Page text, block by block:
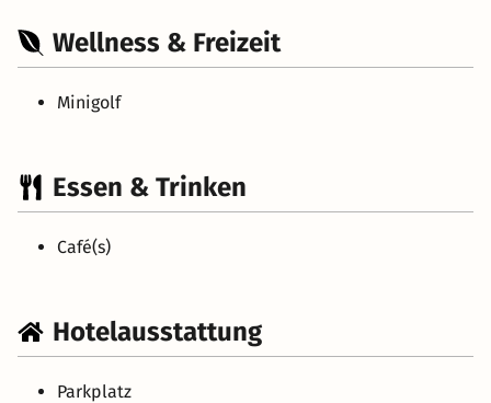
Wellness & Freizeit
Minigolf
Essen & Trinken
Café(s)
Hotelausstattung
Parkplatz